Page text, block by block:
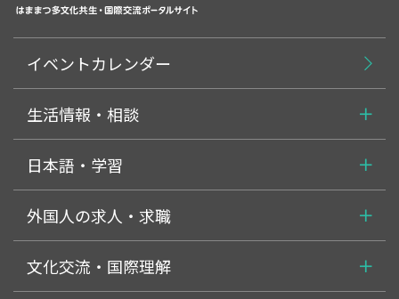
イベントカレンダー
生活情報・相談
日本語・学習
外国人の求人・求職
文化交流・国際理解